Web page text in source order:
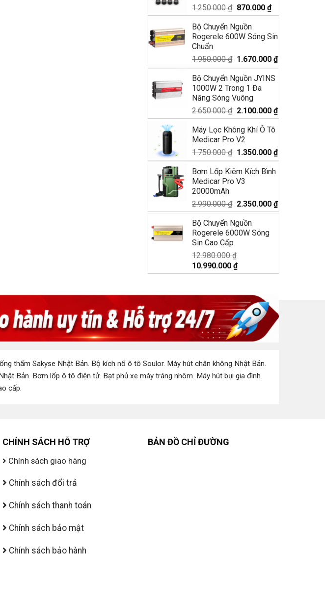
450.000 ₫.
1.250.000₫ Giá
gốc
là:
1.250.000 ₫.
870.000₫Giá
hiện
là:
Bộ Chuyển Nguồn
Rogerele 600W Sóng Sin
Chuẩn
1.950.000₫ Giá
gốc
là:
1.950.000 ₫.
1.670.000₫Giá
hiện
Bộ Chuyển Nguồn JYINS
1000W 2 Trong 1 Đa
Năng Sóng Vuông
2.650.000₫ Giá
gốc
là:
2.650.000 ₫.
2.100.000₫Giá
hiện
2.100.000 ₫.
Máy Lọc Không Khí Ô Tô
Medicar Pro V2
1.750.000₫ Giá
gốc
là:
1.750.000 ₫.
1.350.000₫Giá
hiện
Bơm Lốp Kiêm Kích Bình
Medicar Pro V3
20000mAh
2.990.000₫ Giá
gốc
là:
2.990.000 ₫.
2.350.000₫Giá
hiện
Bộ Chuyển Nguồn
Rogerele 6000W Sóng
Sin Cao Cấp
12.980.000₫
Giá
gốc
12.980.000 ₫.
10.990.000₫Giá
hiện
là:
10.990.000 ₫.
thấm Sakyse Nhật Bản. Bộ kích nổ ô tô Soulor. Máy hút chân không Nhật Bản.
Bản. Bơm lốp ô tô điện tử. Bạt phủ xe máy tráng nhôm. Máy hút bụi gia đình.
cấp.
CHÍNH SÁCH HỖ TRỢ
Chính sách giao hàng
Chính sách đổi trả
Chính sách thanh toán
Chính sách bảo mật
Chính sách bảo hành
BẢN ĐỒ CHỈ ĐƯỜNG